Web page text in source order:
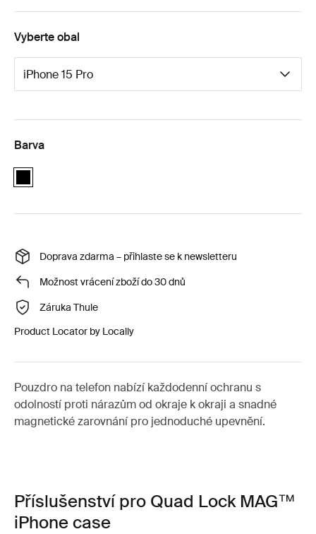
Vyberte obal
Barva
Doprava zdarma – přihlaste se k newsletteru
Možnost vrácení zboží do 30 dnů
Záruka Thule
Product Locator by Locally
Pouzdro na telefon nabízí každodenní ochranu s
odolností proti nárazům od okraje k okraji a snadné
magnetické zarovnání pro jednoduché upevnění.
Příslušenství pro Quad Lock MAG™
iPhone case